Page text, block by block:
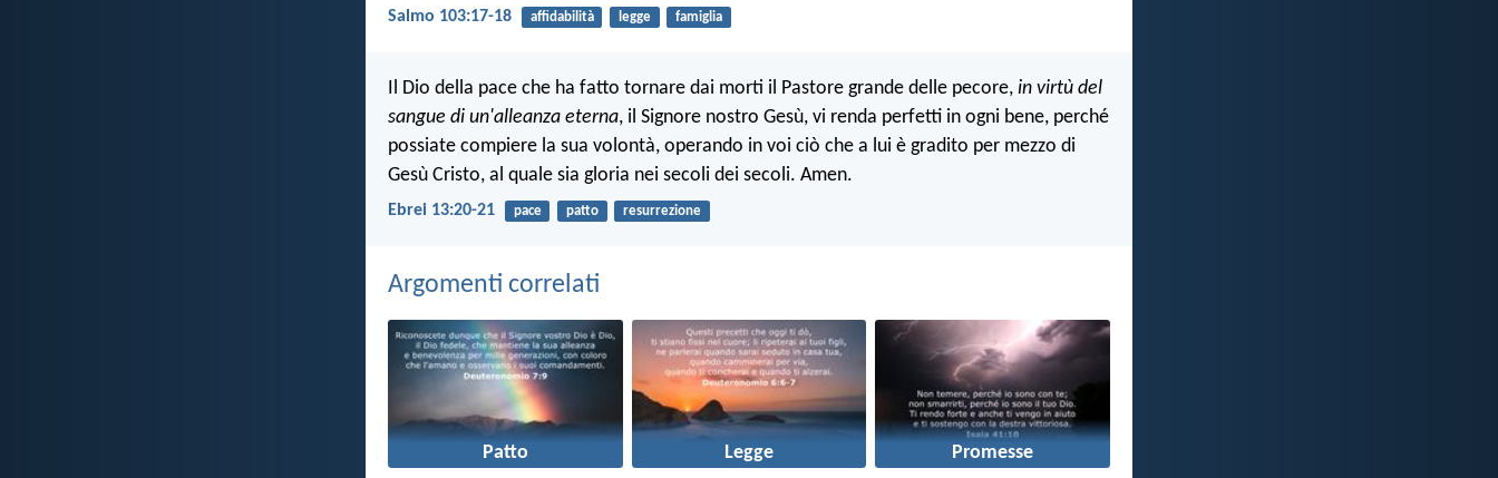
Salmo 103:17-18 affidabilità legge famiglia
Il Dio della pace che ha fatto tornare dai morti il Pastore grande delle pecore, in virtù del
sangue di un'alleanza eterna, il Signore nostro Gesù, vi renda perfetti in ogni bene, perché
possiate compiere la sua volontà, operando in voi ciò che a lui è gradito per mezzo di
Gesù Cristo, al quale sia gloria nei secoli dei secoli. Amen.
Ebrei 13:20-21 pace patto resurrezione
Argomenti correlati
Patto Legge Promesse